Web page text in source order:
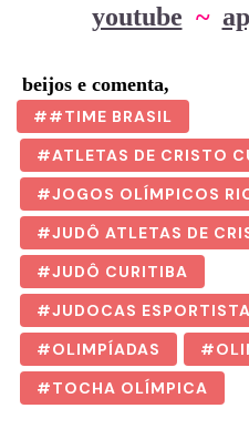
youtube ~
beijos e comenta,
#TIME BRASIL
ATLETAS DE CRISTO
JOGOS OLÍMPICOS
JUDÔ ATLETAS DE
JUDÔ CURITIBA
JUDOCAS
OLIMPÍADAS
TOCHA OLÍMPICA